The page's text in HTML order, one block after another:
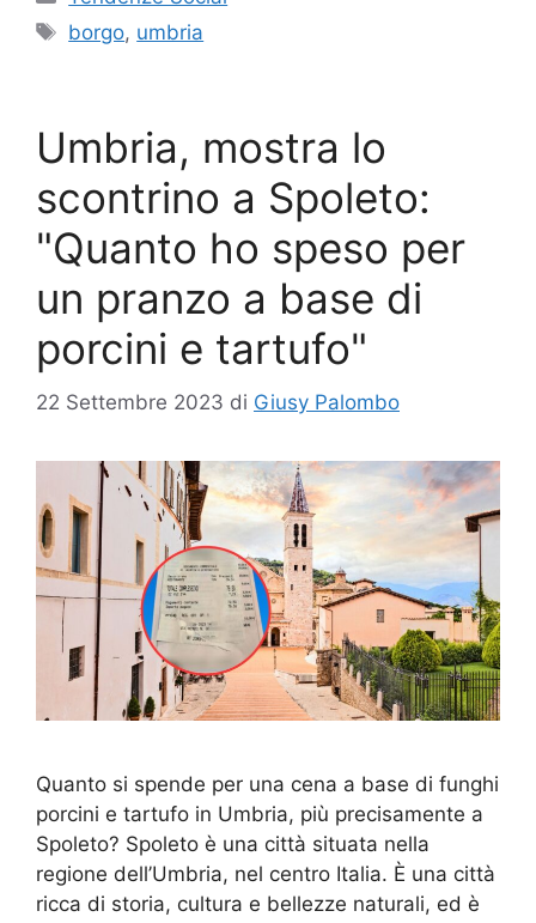
Tag
borgo, umbria
Umbria, mostra lo
scontrino a Spoleto:
"Quanto ho speso per
un pranzo a base di
porcini e tartufo"
22 Settembre 2023 di Giusy Palombo
Quanto si spende per una cena a base di funghi
porcini e tartufo in Umbria, più precisamente a
Spoleto? Spoleto è una città situata nella
regione dell’Umbria, nel centro Italia. È una città
ricca di storia, cultura e bellezze naturali, ed è